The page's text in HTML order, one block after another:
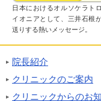
日本におけるオルソケラト
イオニアとして、三井石根
送りする熱いメッセージ。
院長紹介
クリニックのご案内
クリニックからのお